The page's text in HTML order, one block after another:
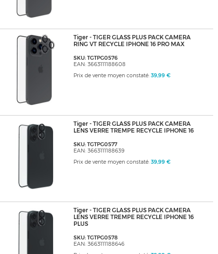
Tiger - TIGER GLASS PLUS PACK CAMERA
RING VT RECYCLE IPHONE 16 PRO MAX
SKU: TGTPG0576
EAN: 3663111188608
Prix de vente moyen constaté: 39,99 €
Tiger - TIGER GLASS PLUS PACK CAMERA
LENS VERRE TREMPE RECYCLE IPHONE 16
SKU: TGTPG0577
EAN: 3663111188639
Prix de vente moyen constaté: 39,99 €
Tiger - TIGER GLASS PLUS PACK CAMERA
LENS VERRE TREMPE RECYCLE IPHONE 16
PLUS
SKU: TGTPG0578
EAN: 3663111188646